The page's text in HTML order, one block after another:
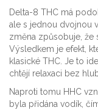
Delta-8 THC má
ale s jednou dvojnou
změna způsobuje, že
Výsledkem je efekt,
klasické THC. Je to
chtějí relaxaci bez
Naproti tomu HHC
byla přidána vodík,